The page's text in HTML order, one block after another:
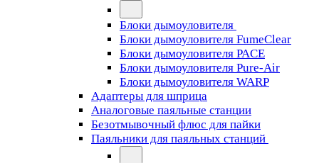
Блоки дымоуловителя
Блоки дымоуловителя FumeClear
Блоки дымоуловителя PACE
Блоки дымоуловителя Pure-Air
Блоки дымоуловителя WARP
Адаптеры для шприца
Аналоговые паяльные станции
Безотмывочный флюс для пайки
Паяльники для паяльных станций